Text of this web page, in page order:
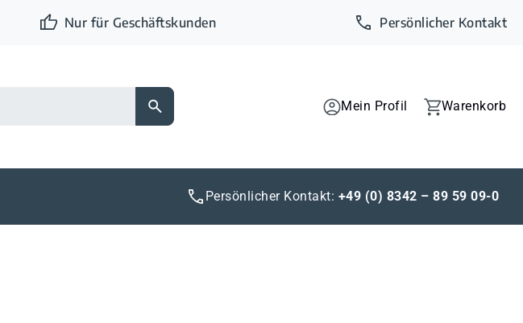
Nur für Geschäftskunden Persönlicher Kontakt
Mein Profil Warenkorb
Persönlicher Kontakt: +49 (0) 8342 – 89 59 09-0